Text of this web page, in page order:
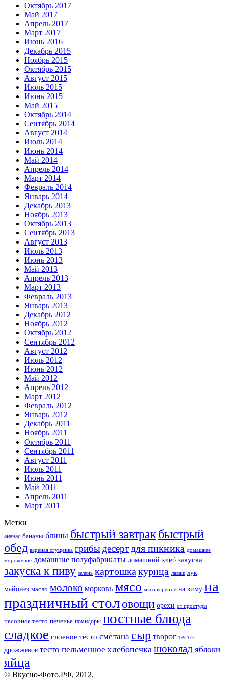
Октябрь 2017
Май 2017
Апрель 2017
Март 2017
Июнь 2016
Декабрь 2015
Ноябрь 2015
Октябрь 2015
Август 2015
Июль 2015
Июнь 2015
Май 2015
Октябрь 2014
Сентябрь 2014
Август 2014
Июль 2014
Июнь 2014
Май 2014
Апрель 2014
Март 2014
Февраль 2014
Январь 2014
Декабрь 2013
Ноябрь 2013
Октябрь 2013
Сентябрь 2013
Август 2013
Июль 2013
Июнь 2013
Май 2013
Апрель 2013
Март 2013
Февраль 2013
Январь 2013
Декабрь 2012
Ноябрь 2012
Октябрь 2012
Сентябрь 2012
Август 2012
Июль 2012
Июнь 2012
Май 2012
Апрель 2012
Март 2012
Февраль 2012
Январь 2012
Декабрь 2011
Ноябрь 2011
Октябрь 2011
Сентябрь 2011
Август 2011
Июль 2011
Июнь 2011
Май 2011
Апрель 2011
Март 2011
Метки
ананас бананы блины быстрый завтрак быстрый
обед вареная сгущенка грибы десерт для пикника домашнее
мороженое домашние полуфабрикаты домашний хлеб закуска
закуска к пиву зелень картошка курица лаваш лук
майонез масло молоко морковь мясо мясо вареное на зиму на
праздничный столовощи орехи от простуды
песочное тесто печенье помидоры постные блюда
сладкое слоеное тесто сметана сыр творог тесто
дрожжевое тесто пельменное хлебопечка шоколад яблоки
яйца
© Вкусно-Фото.РФ, 2012.